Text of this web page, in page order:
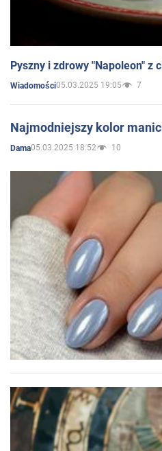
Pyszny i zdrowy "Napoleon"
Wiadomości05.03.2025 19:05 7
Najmodniejszy kolor
Dama05.03.2025 18:52 10